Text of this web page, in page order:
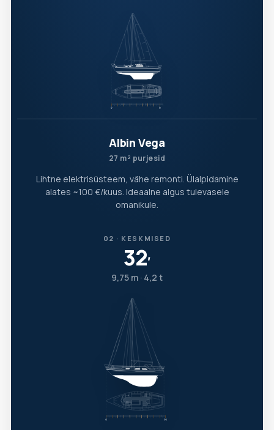
Albin Vega
27 m² purjesid
Lihtne elektrisüsteem, vähe remonti. Ülalpidamine
alates ~100 €/kuus. Ideaalne algus tulevasele
omanikule.
02 · KESKMISED
32′
9,75 m · 4,2 t